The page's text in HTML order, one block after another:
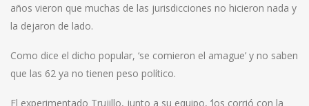
años vieron que muchas de las jurisdicciones no hicieron nada y
la dejaron de lado.
Como dice el dicho popular, ‘se comieron el amague’ y no saben
que las 62 ya no tienen peso político.
El experimentado Trujillo, junto a su equipo, ‘los corrió con la